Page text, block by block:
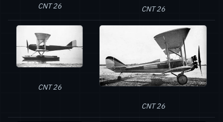
CNT 26 CNT 26
CNT 26
CNT 26